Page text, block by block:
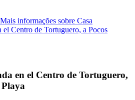
Mais informações sobre Casa
Centro de Tortuguero, a Pocos
en el Centro de Tortuguero,